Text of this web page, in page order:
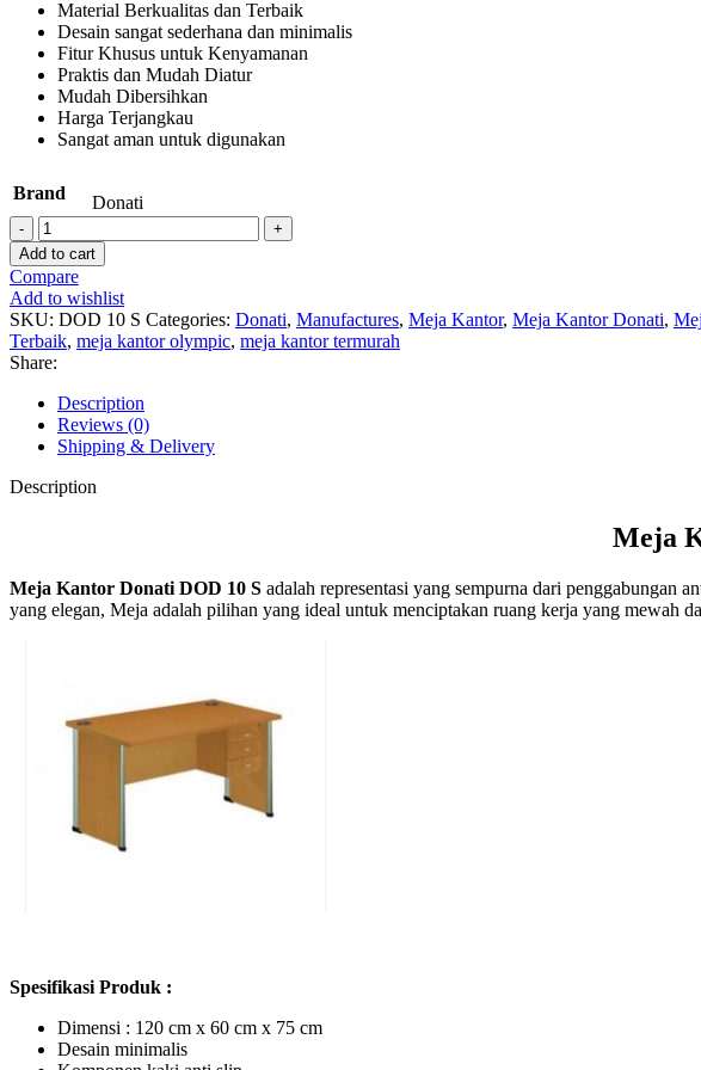
Material Berkualitas dan Terbaik
Desain sangat sederhana dan minimalis
Fitur Khusus untuk Kenyamanan
Praktis dan Mudah Diatur
Mudah Dibersihkan
Harga Terjangkau
Sangat aman untuk digunakan
Brand Donati
Add to cart
Compare
Add to wishlist
SKU: DOD 10 S Categories: Donati, Manufactures, Meja Kantor, Meja Kantor Donati,
Terbaik, meja kantor olympic, meja kantor termurah
Share:
Description
Reviews (0)
Shipping & Delivery
Description
Meja
Meja Kantor Donati DOD 10 S adalah representasi yang sempurna dari penggabungan
yang elegan, Meja adalah pilihan yang ideal untuk menciptakan ruang kerja yang mewah
Spesifikasi Produk :
Dimensi : 120 cm x 60 cm x 75 cm
Desain minimalis